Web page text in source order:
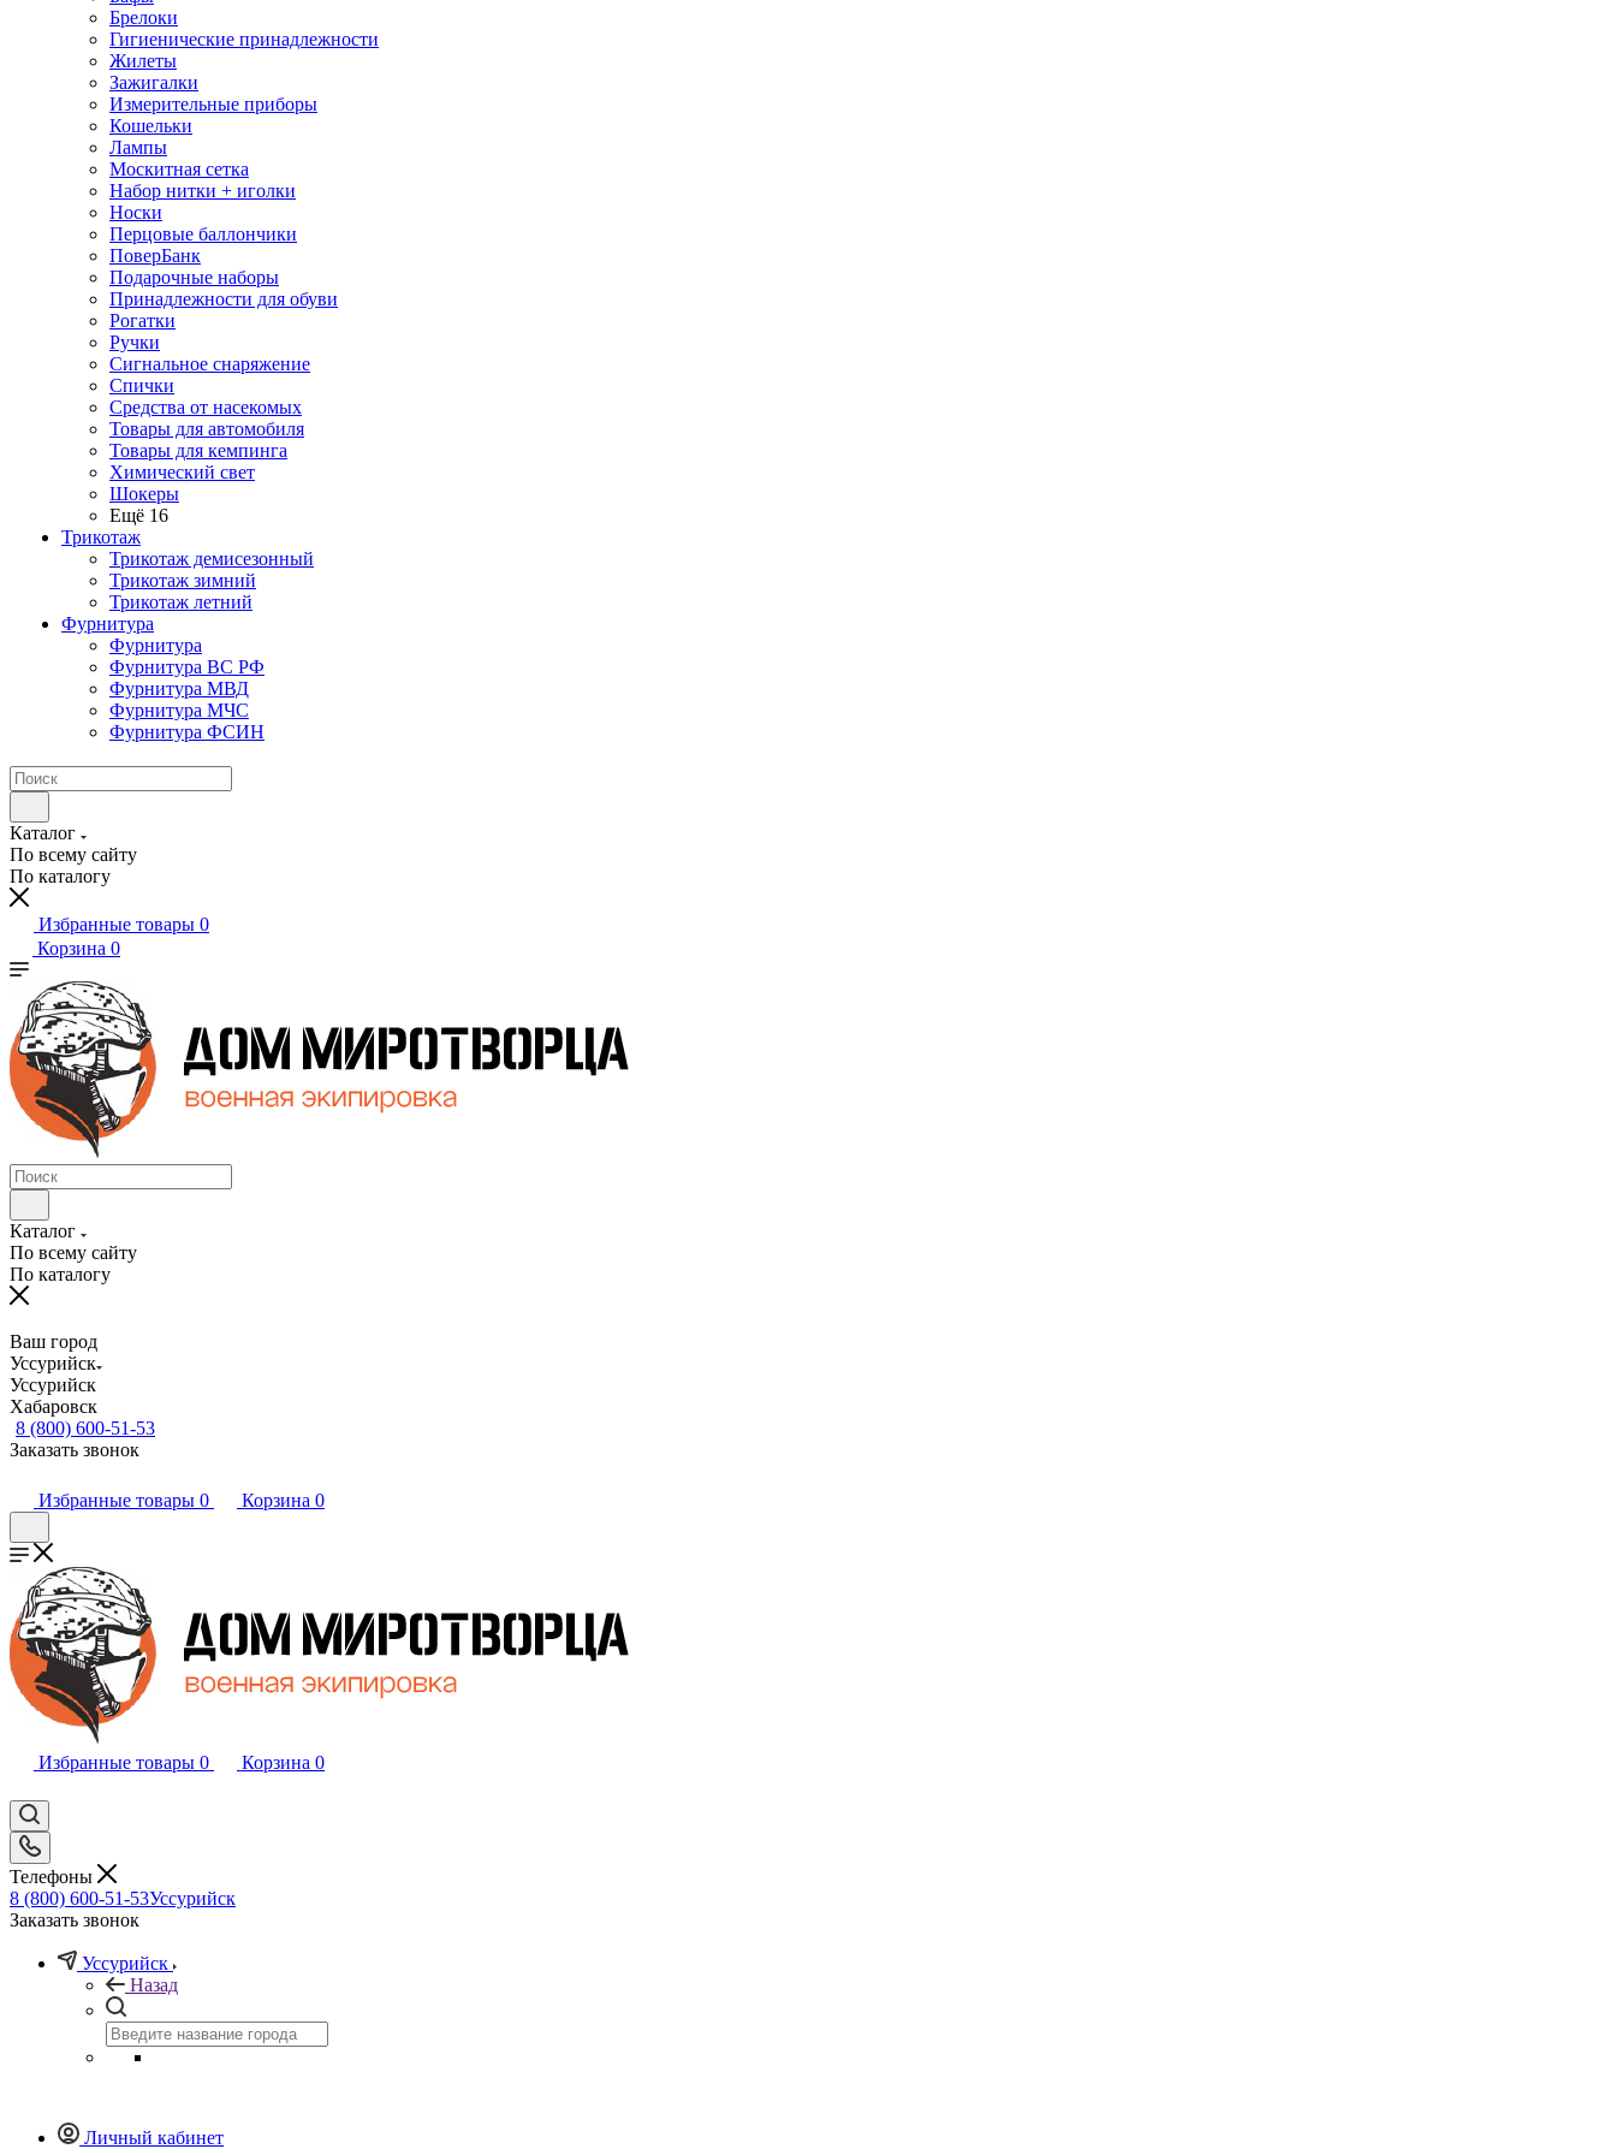
Брелоки
Гигиенические принадлежности
Жилеты
Зажигалки
Измерительные приборы
Кошельки
Лампы
Москитная сетка
Набор нитки + иголки
Носки
Перцовые баллончики
ПоверБанк
Подарочные наборы
Принадлежности для обуви
Рогатки
Ручки
Сигнальное снаряжение
Спички
Средства от насекомых
Товары для автомобиля
Товары для кемпинга
Химический свет
Шокеры
Ещё 16
Трикотаж
Трикотаж демисезонный
Трикотаж зимний
Трикотаж летний
Фурнитура
Фурнитура
Фурнитура ВС РФ
Фурнитура МВД
Фурнитура МЧС
Фурнитура ФСИН
Каталог
По всему сайту
По каталогу
Избранные товары 0
Корзина 0
Каталог
По всему сайту
По каталогу
Ваш город
Уссурийск
Уссурийск
Хабаровск
8 (800) 600-51-53
Заказать звонок
Избранные товары 0 Корзина 0
Избранные товары 0 Корзина 0
Телефоны
8 (800) 600-51-53Уссурийск
Заказать звонок
Уссурийск
Назад
Личный кабинет